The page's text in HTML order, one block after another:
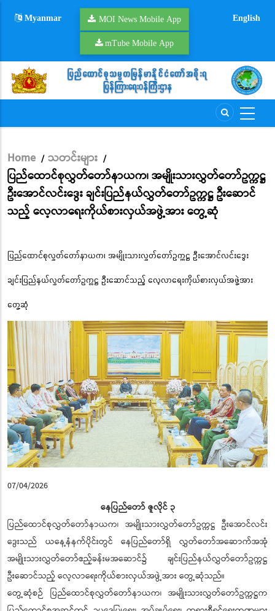
Myanmar MOI News Mobile App
mTube Mobile App
English
Breadcrumb
Home / သတင်းများ /
ပြည်ထောင်စုလွှတ်တော်နာယက၊ အမျိုးသားလွှတ်တော်ဥက္ကဋ္ဌ
ဦးအောင်လင်းဒွေး ချင်းပြည်နယ်လွှတ်တော်ဥက္ကဋ္ဌ ဦးဆောင်
သည့် လေ့လာရေးကိုယ်စားလှယ်အဖွဲ့အား တွေ့ဆုံ
ပြည်ထောင်စုလွှတ်တော်နာယက၊ အမျိုးသားလွှတ်တော်ဥက္ကဋ္ဌ ဦးအောင်လင်းဒွေး
ချင်းပြည်နယ်လွှတ်တော်ဥက္ကဋ္ဌ ဦးဆောင်သည့် လေ့လာရေးကိုယ်စားလှယ်အဖွဲ့အား
တွေ့ဆုံ
07/04/2026
နေပြည်တော် ဇူလိုင် ၃
ပြည်ထောင်စုလွှတ်တော်နာယက၊ အမျိုးသားလွှတ်တော်ဥက္ကဋ္ဌ ဦးအောင်လင်း
ဒွေးသည် ယနေ့နံနက်ပိုင်းတွင် နေပြည်တော်ရှိ လွှတ်တော်အဆောက်အအုံ
အမျိုးသားလွှတ်တော်ဧည့်ခန်းမအဆောင်၌ ချင်းပြည်နယ်လွှတ်တော်ဥက္ကဋ္ဌ
ဦးဆောင်သည့် လေ့လာရေးကိုယ်စားလှယ်အဖွဲ့အား တွေ့ဆုံသည်။
တွေ့ဆုံစဉ် ပြည်ထောင်စုလွှတ်တော်နာယက၊ အမျိုးသားလွှတ်တော်ဥက္ကဋ္ဌက